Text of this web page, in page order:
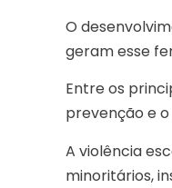
O
geram esse
Entre os
prevenção e
A violência
minoritários,